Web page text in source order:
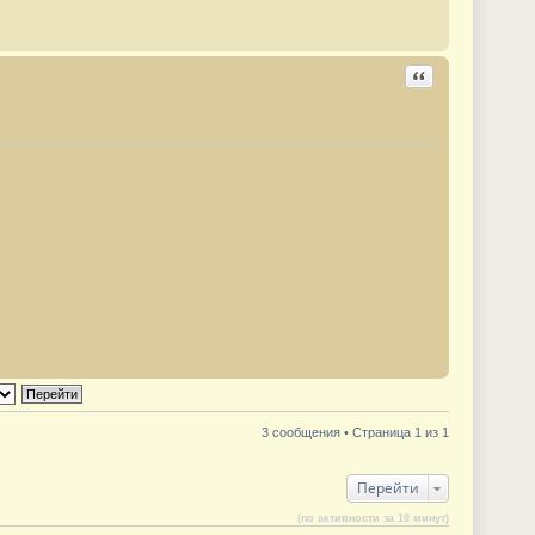
Ответить с
3 сообщения • Страница 1 из 1
Перейти
(по активности за 10 минут)